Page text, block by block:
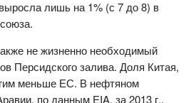
лишь на 1% (с 7 до 8) в
не жизненно необходимый
Персидского залива. Доля Китая,
меньше ЕС. В нефтяном
по данным EIA, за 2013 г.,